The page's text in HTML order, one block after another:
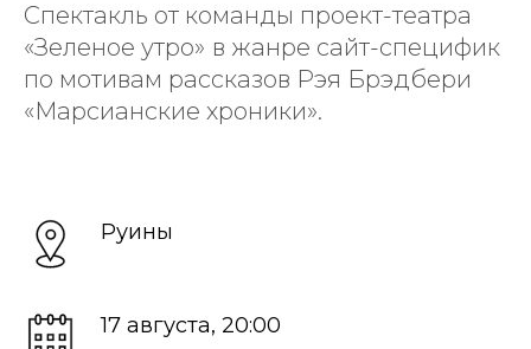
Спектакль от команды проект-театра
«Зеленое утро» в жанре сайт-специфик
по мотивам рассказов Рэя Брэдбери
«Марсианские хроники».
Руины
17 августа, 20:00